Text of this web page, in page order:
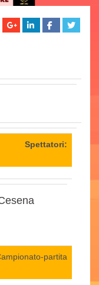
Spettatori:
partita